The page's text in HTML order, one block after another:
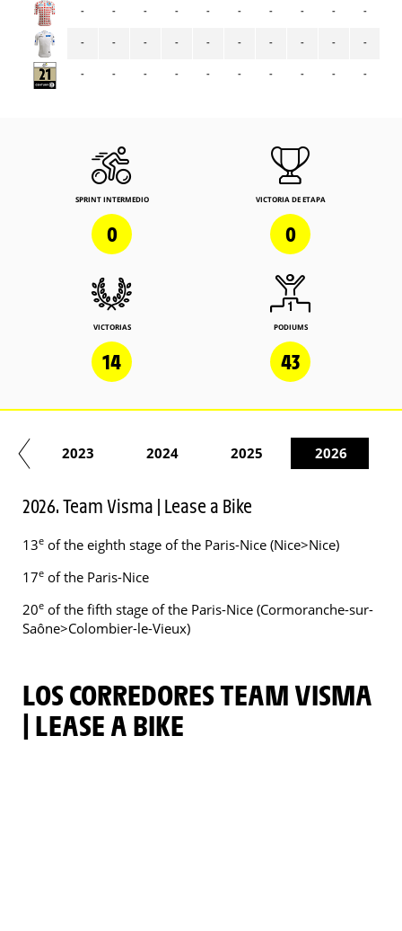
-
-
-
-
-
-
-
-
-
-
-
-
-
-
-
-
-
-
-
-
-
-
-
-
-
-
-
-
-
-
SPRINT INTERMEDIO
0
VICTORIA DE ETAPA
0
VICTORIAS
14
PODIUMS
43
2023 2024 2025 2026
2026. Team Visma | Lease a Bike
13e of the eighth stage of the Paris-Nice (Nice>Nice)
17e of the Paris-Nice
20e of the fifth stage of the Paris-Nice (Cormoranche-sur-
Saône>Colombier-le-Vieux)
LOS CORREDORES TEAM VISMA
| LEASE A BIKE